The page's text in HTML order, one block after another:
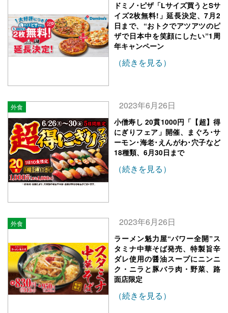
ドミノ･ピザ「Lサイズ買うとSサ
イズ2枚無料!」延長決定、7月2
日まで、“おトクでアツアツのピ
ザで日本中を笑顔にしたい”1周
年キャンペーン
（続きを見る）
外食 2023年6月26日
小僧寿し 20貫1000円「【超】得
にぎりフェア」開催、まぐろ･サ
ーモン･海老･えんがわ･穴子など
18種類、6月30日まで
（続きを見る）
外食 2023年6月26日
ラーメン魁力屋“パワー全開”ス
タミナ中華そば発売、特製旨辛
ダレ使用の醤油スープにニンニ
ク・ニラと豚バラ肉・野菜、路
面店限定
（続きを見る）